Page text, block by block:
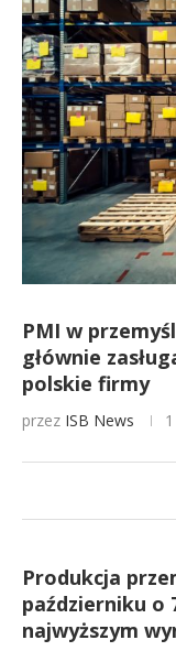
PMI w
głównie
polskie firmy
przez ISB News
Produkcja
październiku o
najwyższym